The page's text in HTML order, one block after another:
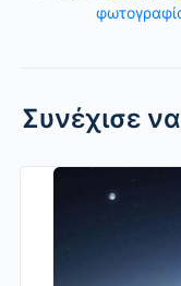
Συνέχισε